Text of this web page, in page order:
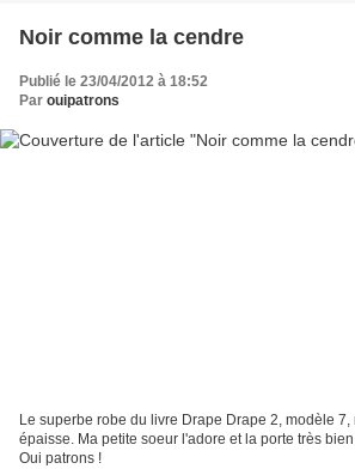
Noir comme la cendre
Publié le 23/04/2012 à 18:52
Par ouipatrons
Le superbe robe du livre Drape Drape 2, modèle
épaisse. Ma petite soeur l'adore et la porte très
Oui patrons !